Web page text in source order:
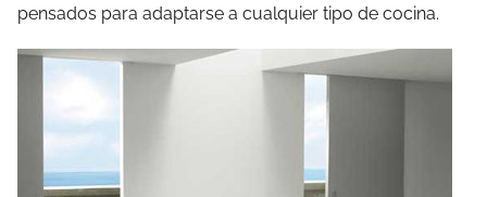
pensados para adaptarse a cualquier tipo de cocina.